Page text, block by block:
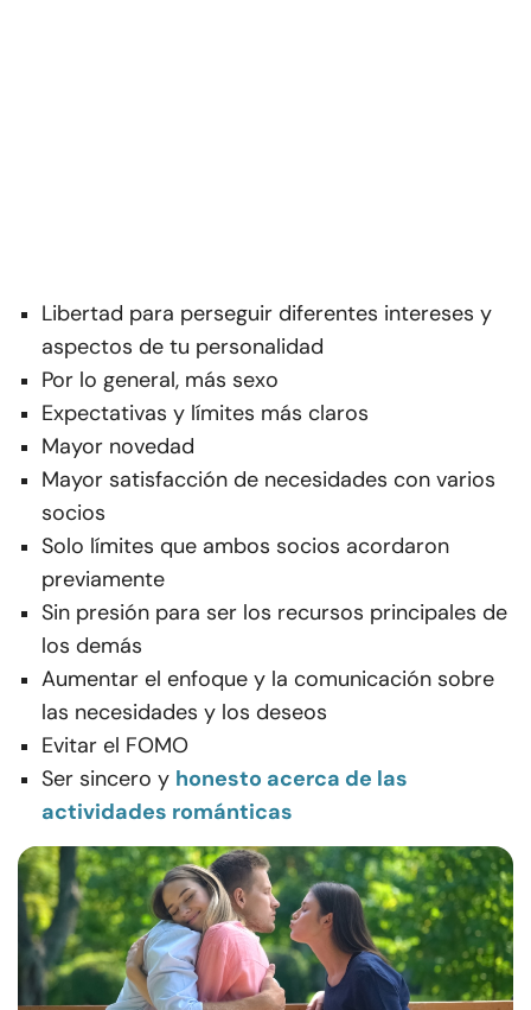
Libertad para perseguir diferentes intereses y
aspectos de tu personalidad
Por lo general, más sexo
Expectativas y límites más claros
Mayor novedad
Mayor satisfacción de necesidades con varios
socios
Solo límites que ambos socios acordaron
previamente
Sin presión para ser los recursos principales de
los demás
Aumentar el enfoque y la comunicación sobre
las necesidades y los deseos
Evitar el FOMO
Ser sincero y honesto acerca de las
actividades románticas